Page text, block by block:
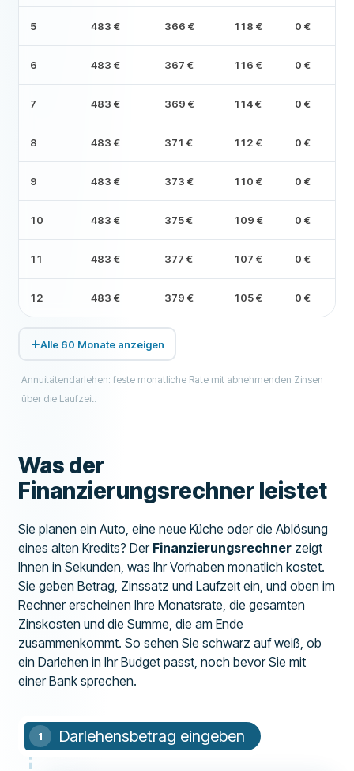
5 483 € 366 € 118 € 0 €
6 483 € 367 € 116 € 0 €
7 483 € 369 € 114 € 0 €
8 483 € 371 € 112 € 0 €
9 483 € 373 € 110 € 0 €
10 483 € 375 € 109 € 0 €
11 483 € 377 € 107 € 0 €
12 483 € 379 € 105 € 0 €
Alle 60 Monate anzeigen
Annuitätendarlehen: feste monatliche Rate mit abnehmenden Zinsen
über die Laufzeit.
Was der
Finanzierungsrechner leistet
Sie planen ein Auto, eine neue Küche oder die Ablösung
eines alten Kredits? Der Finanzierungsrechner zeigt
Ihnen in Sekunden, was Ihr Vorhaben monatlich kostet.
Sie geben Betrag, Zinssatz und Laufzeit ein, und oben im
Rechner erscheinen Ihre Monatsrate, die gesamten
Zinskosten und die Summe, die am Ende
zusammenkommt. So sehen Sie schwarz auf weiß, ob
ein Darlehen in Ihr Budget passt, noch bevor Sie mit
einer Bank sprechen.
Darlehensbetrag eingeben